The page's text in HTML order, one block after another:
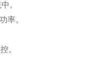
。
率。
。